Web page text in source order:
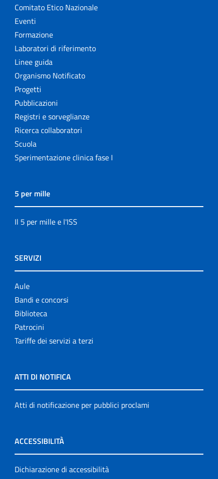
Comitato Etico Nazionale
Eventi
Formazione
Laboratori di riferimento
Linee guida
Organismo Notificato
Progetti
Pubblicazioni
Registri e sorveglianze
Ricerca collaboratori
Scuola
Sperimentazione clinica fase I
5 per mille
Il 5 per mille e l'ISS
SERVIZI
Aule
Bandi e concorsi
Biblioteca
Patrocini
Tariffe dei servizi a terzi
ATTI DI NOTIFICA
Atti di notificazione per pubblici proclami
ACCESSIBILITÀ
Dichiarazione di accessibilità